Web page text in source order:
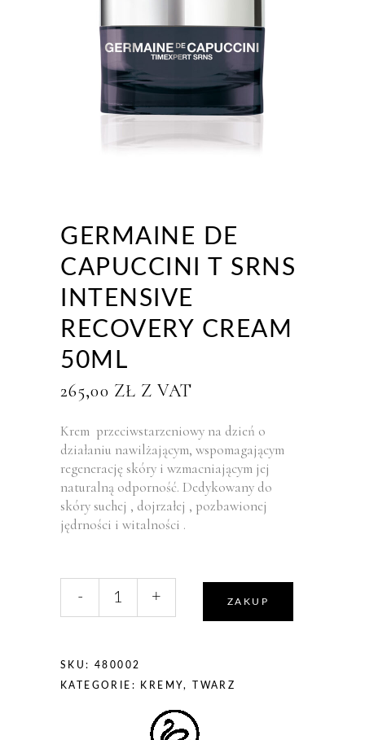
GERMAINE DE
CAPUCCINI T SRNS
INTENSIVE
RECOVERY CREAM
50ML
265,00 ZŁ Z VAT
Krem przeciwstarzeniowy na dzień o
działaniu nawilżającym, wspomagającym
regenerację skóry i wzmacniającym jej
naturalną odporność. Dedykowany do
skóry suchej , dojrzałej , pozbawionej
jędrności i witalności .
T
Srns
- + ZAKUP
SKU: 480002
KATEGORIE: KREMY, TWARZ